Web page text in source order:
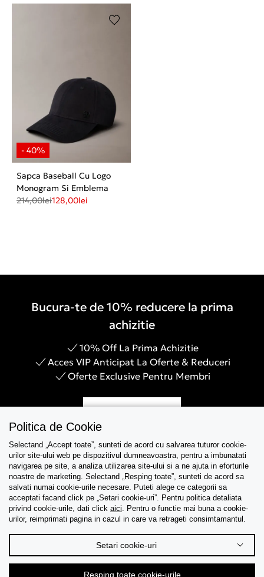
Sapca Baseball Cu Logo
Monogram Si Emblema
214,00lei128,00lei
Bucura-te de 10% reducere la prima
achizitie
10% Off La Prima Achizitie
Acces VIP Anticipat La Oferte & Reduceri
Oferte Exclusive Pentru Membri
Asistenta
Colectii
Tips & Guides
Despre noi
Politica de Cookie
Selectand „Accept toate”, sunteti de acord cu salvarea tuturor cookie-
urilor site-ului web pe dispozitivul dumneavoastra, pentru a imbunatati
navigarea pe site, a analiza utilizarea site-ului si a ne ajuta in eforturile
noastre de marketing. Selectand „Resping toate”, sunteti de acord sa
salvati numai cookie-urile necesare. Puteti alege ce categorii sa
acceptati facand click pe „Setari cookie-uri”. Pentru politica detaliata
privind cookie-urile, dati click aici. Pentru o functie mai buna a cookie-
urilor, reimprimati pagina in cazul in care va retrageti consimtamantul.
Setari cookie-uri
Resping toate cookie-urile